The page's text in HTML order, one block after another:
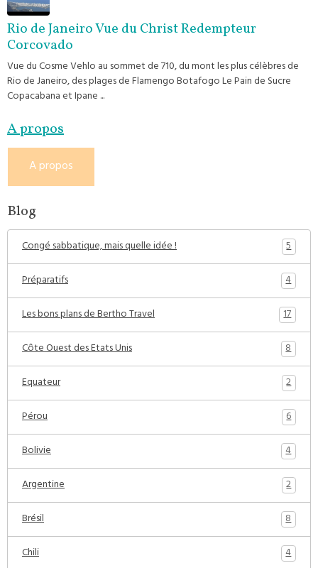
Rio de Janeiro Vue du Christ Redempteur
Corcovado
Vue du Cosme Vehlo au sommet de 710, du mont les plus célèbres de
Rio de Janeiro, des plages de Flamengo Botafogo Le Pain de Sucre
Copacabana et Ipane ...
A propos
A propos
Blog
Congé sabbatique, mais quelle idée !
5
Préparatifs
4
Les bons plans de Bertho Travel
17
Côte Ouest des Etats Unis
8
Equateur
2
Pérou
6
Bolivie
4
Argentine
2
Brésil
8
Chili
4